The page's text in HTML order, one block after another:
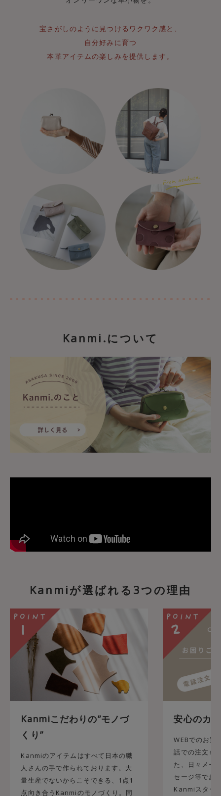
宝さがしのように見つけるワクワク感と、
自分好みに育つ
本革アイテムの楽しみを提供します。
Kanmi.について
Kanmiが選ばれる3つの理由
Kanmiこだわりの”モノづ
くり”
Kanmiのアイテムはすべて日本の職
人さんの手で作られております。大
量生産でないからこそできる、1点1
点向き合うKanmiのモノづくり。同
安心のカ
WEBでのお買
話での注文も
た、日々メー
セージ等でお
Kanmiスタッ